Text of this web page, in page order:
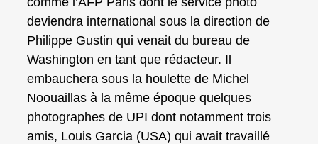
deviendra international sous la direction de
Philippe Gustin qui venait du bureau de
Washington en tant que rédacteur. Il
embauchera sous la houlette de Michel
Noouaillas à la même époque quelques
photographes de UPI dont notamment trois
amis, Louis Garcia (USA) qui avait travaillé